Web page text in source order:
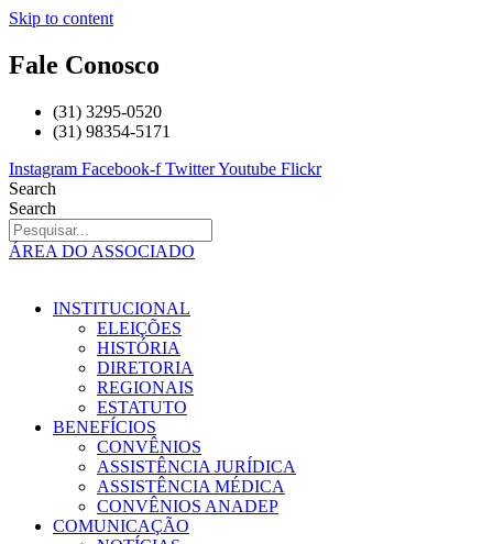
Skip to content
Fale Conosco
(31) 3295-0520
(31) 98354-5171
Instagram Facebook-f TwitterYoutube Flickr
Search
Search
ÁREA DO ASSOCIADO
INSTITUCIONAL
ELEIÇÕES
HISTÓRIA
DIRETORIA
REGIONAIS
ESTATUTO
BENEFÍCIOS
CONVÊNIOS
ASSISTÊNCIA JURÍDICA
ASSISTÊNCIA MÉDICA
CONVÊNIOS ANADEP
COMUNICAÇÃO